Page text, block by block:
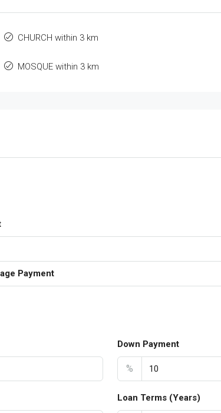
CHURCH within 3 km
MOSQUE within 3 km
Payment
Down Payment
%
Loan Terms (Years)